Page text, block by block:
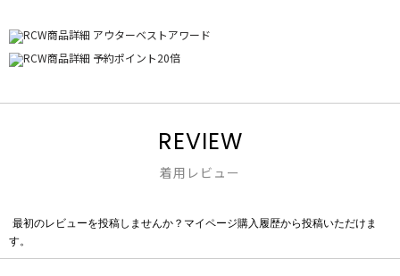
REVIEW
着用レビュー
評
価
最初のレビューを投稿しませんか？マイページ購入履歴から投稿いただけま
す。